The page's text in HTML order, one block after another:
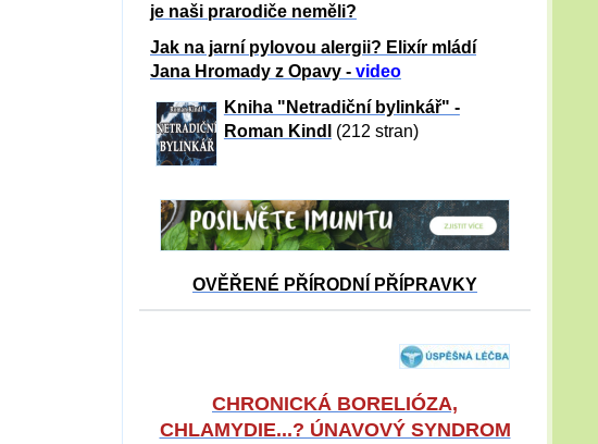
je naši prarodiče neměli?
Jak na jarní pylovou alergii? Elixír mládí
Jana Hromady z Opavy - video
Kniha "Netradiční bylinkář" -
Roman Kindl
(212 stran)
OVĚŘENÉ PŘÍRODNÍ PŘÍPRAVKY
CHRONICKÁ BORELIÓZA,
CHLAMYDIE...? ÚNAVOVÝ SYNDROM